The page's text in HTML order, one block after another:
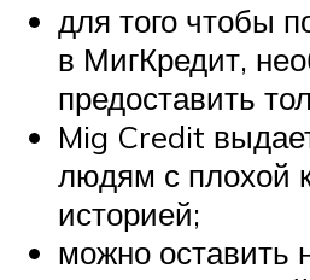
для того чтобы
в МигКредит,
предоставить
Mig Credit
людям с плохой
историей;
можно оставить